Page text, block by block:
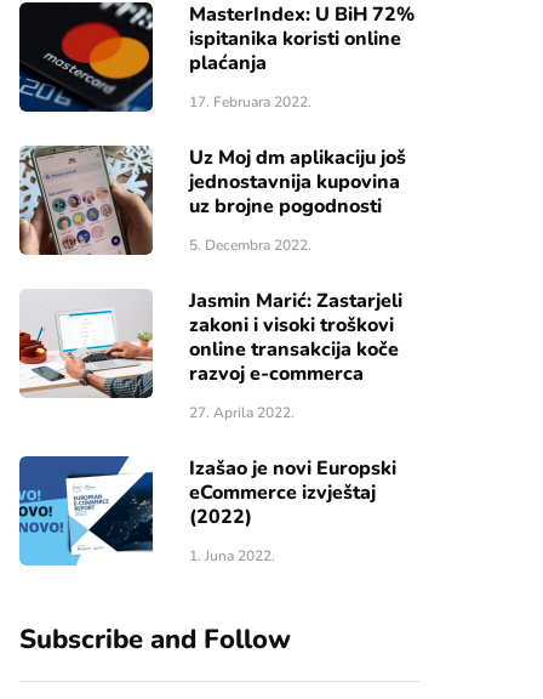
MasterIndex: U BiH 72%
ispitanika koristi online
plaćanja
17. Februara 2022.
Uz Moj dm aplikaciju još
jednostavnija kupovina
uz brojne pogodnosti
5. Decembra 2022.
Jasmin Marić: Zastarjeli
zakoni i visoki troškovi
online transakcija koče
razvoj e-commerca
27. Aprila 2022.
Izašao je novi Europski
eCommerce izvještaj
(2022)
1. Juna 2022.
Subscribe and Follow